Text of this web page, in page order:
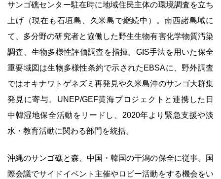
サンゴ礁センター駐在時に地域住民主体の環境調査を立ち
上げ（現在も石垣島、久米島で継続中）。南西諸島域に
て、多分野の研究者と協働した野生生物有害化学物質汚染
調査、生物多様性評価調査を指揮。GIS手法を用いた保全
重要域図は生物多様性条約で示されたEBSAに、野外調査
ではオキナワトゲネズミ再発見や久米島沖のサンゴ大群集
発見に寄与。UNEP/GEF黄海プロジェクトと連携した日
中韓湿地保全活動をリードし、2020年より緊急支援や淡
水・教育活動に関わる部門を統括。
沖縄のサンゴ礁と森、中国・韓国の干潟の保全に従事。国
際会議でサイドイベント主催やロビー活動をする機会をい